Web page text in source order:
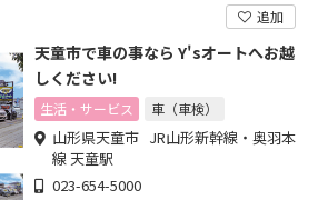
追加
天童市で車の事なら Y'sオートへお越
しください!
生活・サービス 車（車検）
山形県天童市 JR山形新幹線・奥羽本
線 天童駅
023-654-5000